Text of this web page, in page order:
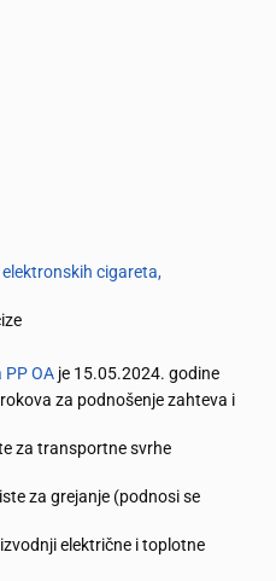
cigareta,
PP OAje 15.05.2024. godine
za podnošenje zahteva i
za transportne svrhe
za grejanje (podnosi se
električne i toplotne